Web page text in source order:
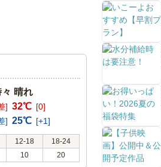
々 晴れ
] 32℃ [0]
] 25℃ [+1]
12-18
18-24
10 20